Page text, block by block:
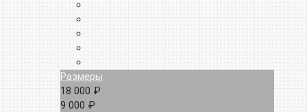
Размеры
18 000 ₽
9 000 ₽